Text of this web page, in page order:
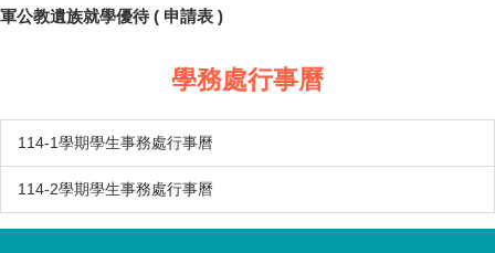
軍公教遺族就學優待 ( 申請表 )
學務處行事曆
114-1學期學生事務處行事曆
114-2學期學生事務處行事曆